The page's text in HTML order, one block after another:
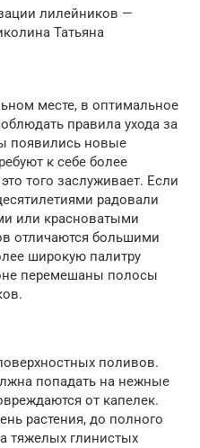
лилейников —
Татьяна
месте, в оптимальное
правила ухода за
появились новые
к себе более
того заслуживает. Если
радовали
или красноватыми
отличаются большими
широкую палитру
перемешаны полосы
поливов.
попадать на нежные
от капелек.
растения, до полного
тяжелых глинистых